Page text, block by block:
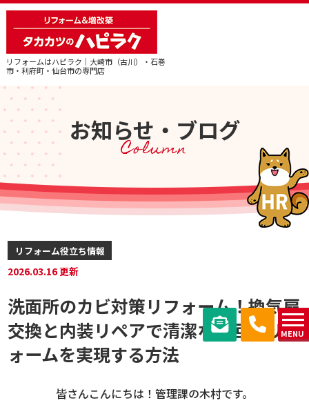
リフォームはハピラク｜大崎市（古川）・石巻
市・利府町・仙台市の専門店
MENU
お知らせ・ブログ
Column
リフォーム役立ち情報
2026.03.16 更新
洗面所のカビ対策リフォーム！換気扇
交換と内装リペアで清潔な水回りリフ
ォームを実現する方法
皆さんこんにちは！管理課の木村です。